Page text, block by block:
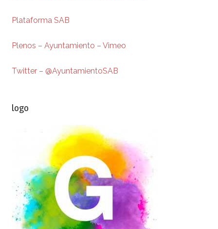
Plataforma SAB
Plenos – Ayuntamiento – Vimeo
Twitter – @AyuntamientoSAB
logo